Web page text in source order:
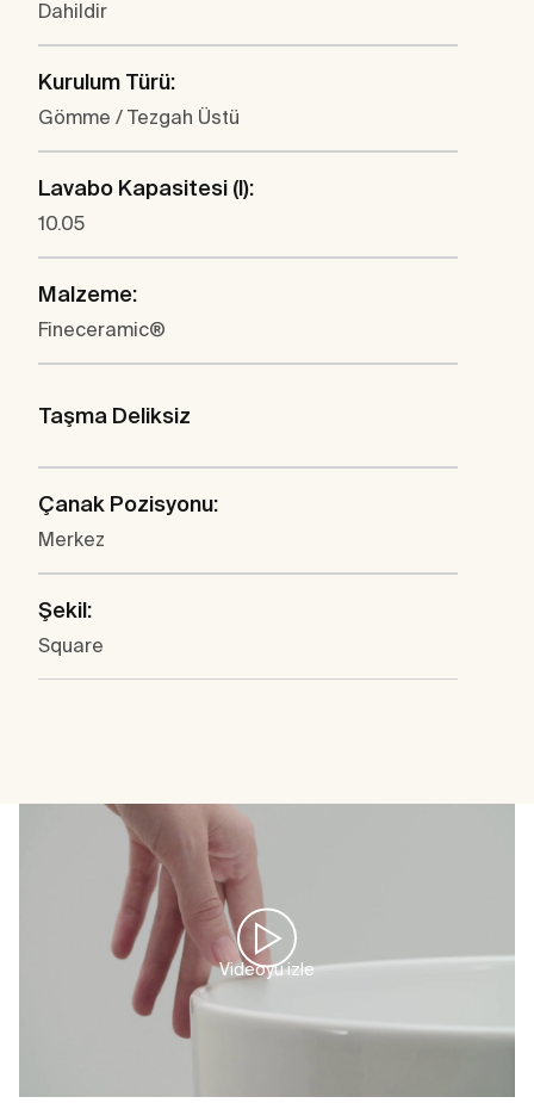
Dahildir
Kurulum Türü:
Gömme / Tezgah Üstü
Lavabo Kapasitesi (l):
10.05
Malzeme:
Fineceramic®
Taşma Deliksiz
Çanak Pozisyonu:
Merkez
Şekil:
Square
Videoyu izle